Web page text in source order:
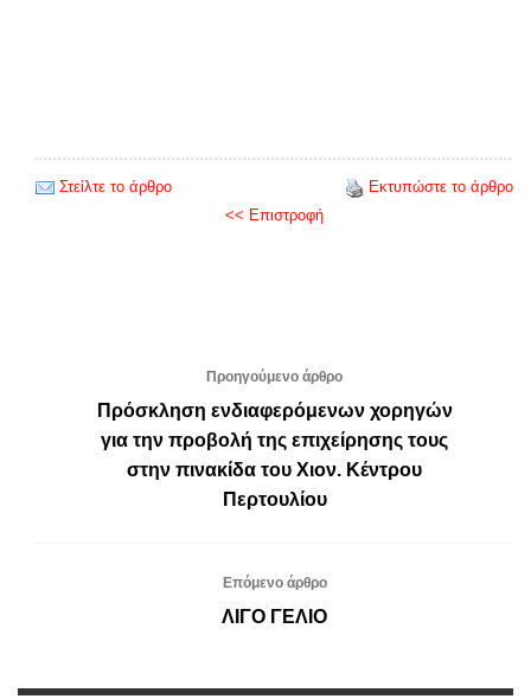
Στείλτε το άρθρο
Εκτυπώστε το άρθρο
<< Επιστροφή
Προηγούμενο άρθρο
Πρόσκληση ενδιαφερόμενων χορηγών
για την προβολή της επιχείρησης τους
στην πινακίδα του Χιον. Κέντρου
Περτουλίου
Επόμενο άρθρο
ΛΙΓΟ ΓΕΛΙΟ